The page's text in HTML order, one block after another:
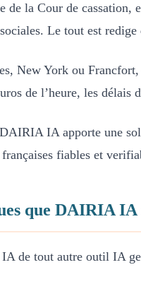
de la Cour de cassation,
Le tout est
New York ou
de l’heure, les délais
IA apporte une
fiables et
que DAIRIA IA
de tout autre outil IA